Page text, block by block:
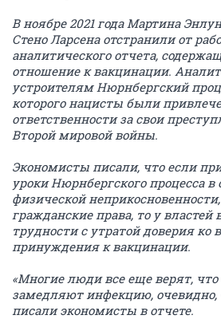
В ноябре 2021 года Мартина
Стено Ларсена отстранили от
аналитического отчета,
отношение к вакцинации.
устроителям Нюрнбергский
которого нацисты были
ответственности за свои
Второй мировой войны.
Экономисты писали, что если
уроки Нюрнбергского процесса
физической
гражданские права, то у властей
трудности с утратой доверия ко
принуждения к вакцинации.
«Многие люди все еще верят,
замедляют инфекцию, очевидно,
писали экономисты в отчете.